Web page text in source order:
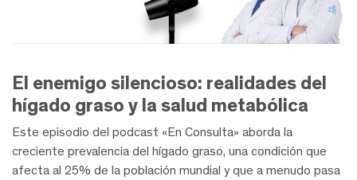
El enemigo silencioso: realidades del
hígado graso y la salud metabólica
Este episodio del podcast «En Consulta» aborda la
creciente prevalencia del hígado graso, una condición que
afecta al 25% de la población mundial y que a menudo pasa